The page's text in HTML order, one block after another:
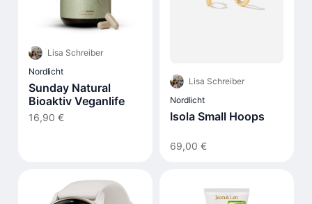
Lisa Schreiber
Nordlicht
Sunday Natural
Bioaktiv Veganlife
16,90 €
Lisa Schreiber
Nordlicht
Isola Small Hoops
69,00 €